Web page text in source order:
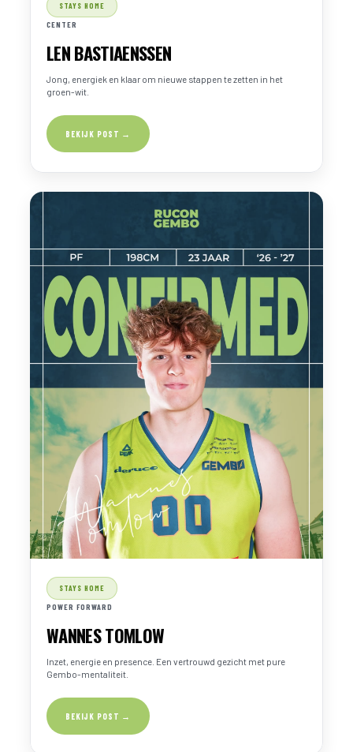
STAYS HOME
CENTER
LEN BASTIAENSSEN
Jong, energiek en klaar om nieuwe stappen te zetten in het
groen-wit.
BEKIJK POST →
STAYS HOME
POWER FORWARD
WANNES TOMLOW
Inzet, energie en presence. Een vertrouwd gezicht met pure
Gembo-mentaliteit.
BEKIJK POST →